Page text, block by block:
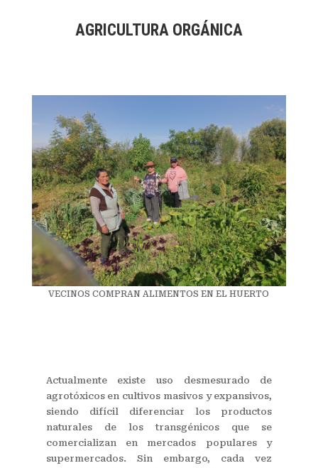
AGRICULTURA ORGÁNICA
VECINOS COMPRAN ALIMENTOS EN EL HUERTO
Actualmente existe uso desmesurado de
agrotóxicos en cultivos masivos y expansivos,
siendo difícil diferenciar los productos
naturales de los transgénicos que se
comercializan en mercados populares y
supermercados. Sin embargo, cada vez